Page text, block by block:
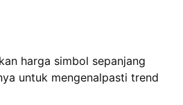
harga simbol sepanjang
untuk mengenalpasti trend